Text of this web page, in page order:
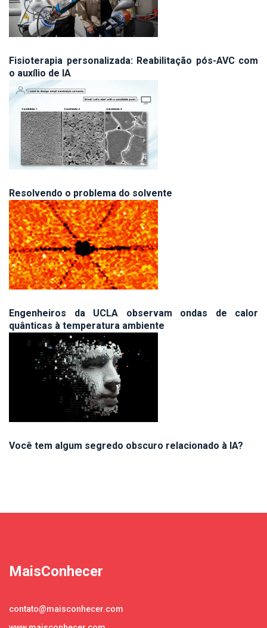
Fisioterapia personalizada: Reabilitação pós-AVC com
o auxílio de IA
Resolvendo o problema do solvente
Engenheiros da UCLA observam ondas de calor
quânticas à temperatura ambiente
Você tem algum segredo obscuro relacionado à IA?
MaisConhecer
contato@maisconhecer.com